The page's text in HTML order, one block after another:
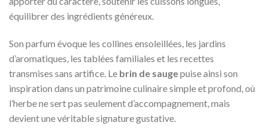
équilibrer des ingrédients généreux.
Son parfum évoque les collines ensoleillées, les jardins
d’aromatiques, les tablées familiales et les recettes
transmises sans artifice. Le brin de saugepuise ainsi son
inspiration dans un patrimoine culinaire simple et profond, où
l’herbe ne sert pas seulement d’accompagnement, mais
devient une véritable signature gustative.